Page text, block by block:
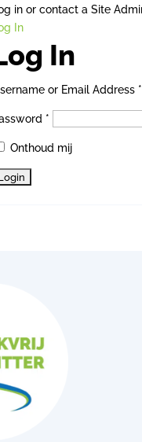
in or contact a Site
In
In
or Email Address *
*
Onthoud mij